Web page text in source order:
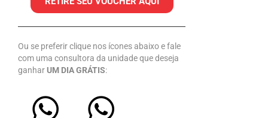
Ou se preferir clique nos ícones abaixo e fale
com uma consultora da unidade que deseja
ganharUM DIA GRÁTIS: